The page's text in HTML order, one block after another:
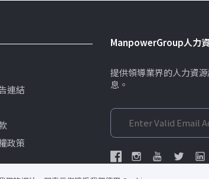
連結
政策
ManpowerGroup人力
提供領導業界的人力資
息。